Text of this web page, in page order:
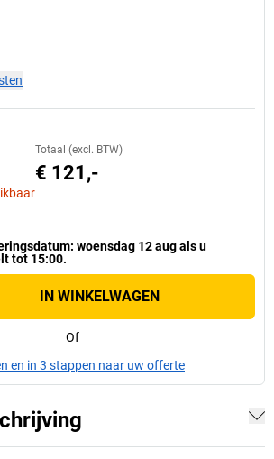
Totaal (excl. BTW)
€ 121,-
: woensdag 12 augals u
tot 15:00.
IN WINKELWAGEN
Of
en in 3 stappen naar uw offerte